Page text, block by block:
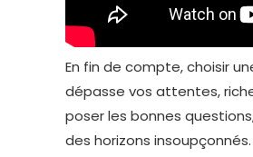
En fin de compte, choisir
dépasse vos attentes,
poser les bonnes
des horizons insoupçonnés.